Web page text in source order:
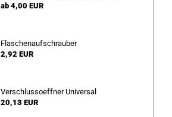
ab 4,00 EUR
Flaschenaufschrauber
2,92 EUR
Verschlussoeffner Universal
20,13 EUR